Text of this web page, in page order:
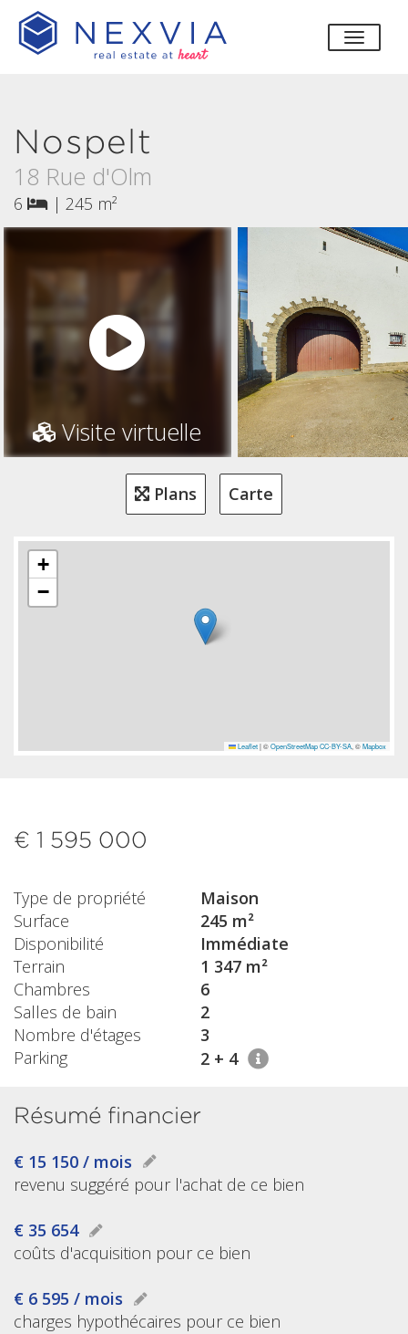
Nospelt
18 Rue d'Olm
6 | 245 m²
Visite virtuelle
Plans Carte
+
−
Leaflet |©OpenStreetMap CC-BY-SA, ©Mapbox
€ 1 595 000
Type de propriété
Maison
Surface
245 m²
Disponibilité
Immédiate
Terrain
1 347 m²
Chambres
6
Salles de bain
2
Nombre d'étages
3
Parking
2 + 4
Résumé financier
€ 15 150 / mois
revenu suggéré pour l'achat de ce bien
€ 35 654
coûts d'acquisition pour ce bien
€ 6 595 / mois
charges hypothécaires pour ce bien